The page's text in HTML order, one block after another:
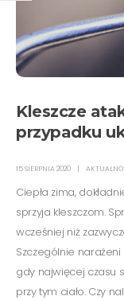
Kleszcze
przypadku
15 SIERPNIA 2020
Ciepła zima,
sprzyja kleszczom.
wcześniej niż
Szczególnie
gdy najwięcej czasu
przy tym ciało. Czy